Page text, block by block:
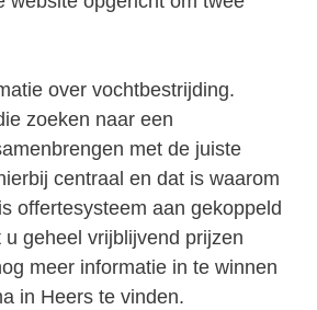
over vochtbestrijding.
zoeken naar een
met de juiste
centraal en dat is waarom
offertesysteem aan gekoppeld
u geheel vrijblijvend prijzen
meer informatie in te winnen
in Heers te vinden.